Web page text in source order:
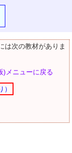
は次の教材がありま
)メニューに戻る